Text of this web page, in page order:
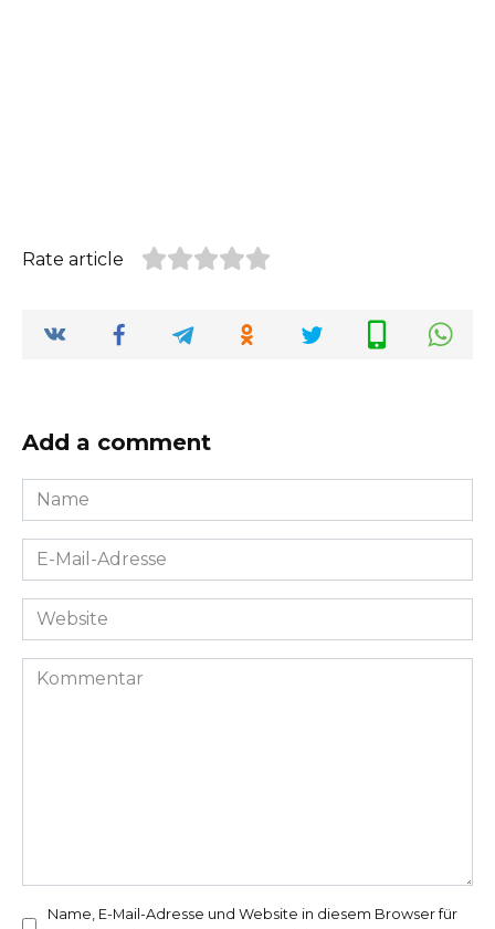
Rate article
Add a comment
Name
*
E-
Mail-
Adresse
Website
Kommentar
Name, E-Mail-Adresse und Website in diesem Browser für